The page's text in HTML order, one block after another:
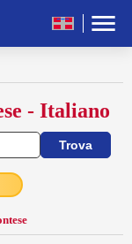
- Italiano